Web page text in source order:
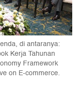
di antaranya:
Kerja Tahunan
Framework
on E-commerce.